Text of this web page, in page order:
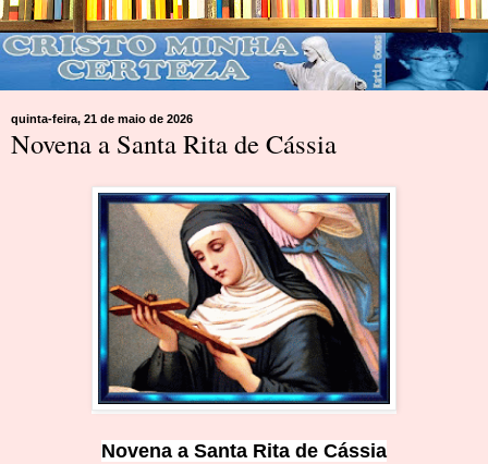
quinta-feira, 21 de maio de 2026
Novena a Santa Rita de Cássia
Novena a Santa Rita de Cássia